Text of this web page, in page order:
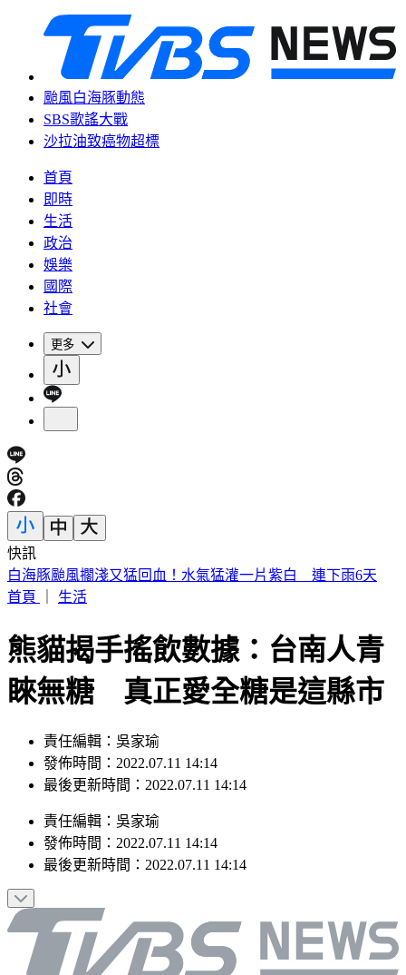
颱風白海豚動態
SBS歌謠大戰
沙拉油致癌物超標
首頁
即時
生活
政治
娛樂
國際
社會
更多
快訊
提醒國一新生守秩序！台中女師遭「掃把刺眼重傷」恐失明
首頁
生活
熊貓揭手搖飲數據：台南人青
睞無糖 真正愛全糖是這縣市
責任編輯：吳家瑜
發佈時間：2022.07.11 14:14
最後更新時間：2022.07.11 14:14
責任編輯 ： 吳家瑜
發佈時間： 2022.07.11 14:14
最後更新時間： 2022.07.11 14:14